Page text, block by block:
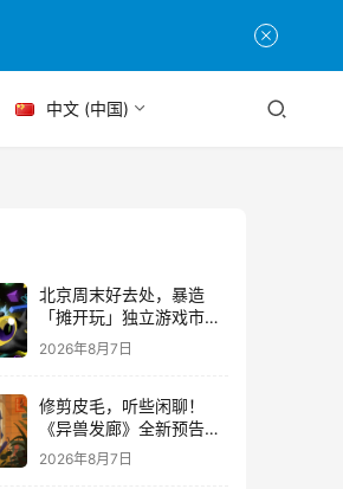
中文 (中国)
北京周末好去处，暴造
「摊开玩」独立游戏市集
正式开票！
2026年8月7日
修剪皮毛，听些闲聊！
《异兽发廊》全新预告与
Steam免费试玩公开
2026年8月7日